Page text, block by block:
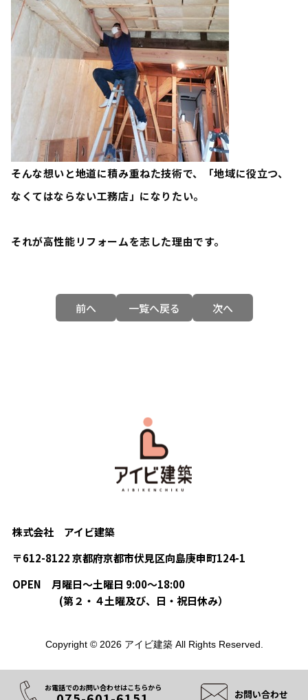
そんな想いと地道に積み重ねた技術で、「地域に役立つ、
なくてはならない工務店 」になりたい。
それが高性能リフォームを志した理由です。
前へ 一覧へ戻る 次へ
お電話でのお問い合わせはこちらから
お問い合わせ
株式会社 アイビ建築
〒612-8122 京都府京都市伏見区向島庚申町124-1
OPEN 月曜日〜土曜日 9:00〜18:00
(第２・４土曜及び、日・祝日休み）
Copyright © 2026 アイビ建築 All Rights Reserved.